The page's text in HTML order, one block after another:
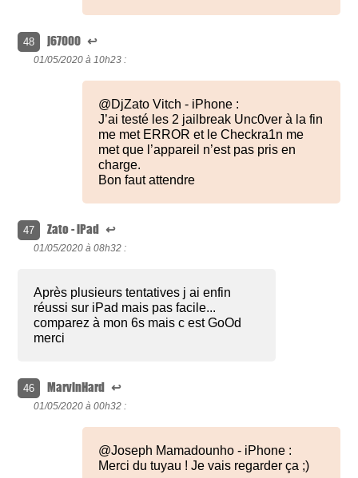
48 j67000 ↩
01/05/2020 à 10h23 :
@DjZato Vitch - iPhone :
J’ai testé les 2 jailbreak Unc0ver à la fin
me met ERROR et le Checkra1n me
met que l’appareil n’est pas pris en
charge.
Bon faut attendre
47 Zato - iPad ↩
01/05/2020 à 08h32 :
Après plusieurs tentatives j ai enfin
réussi sur iPad mais pas facile...
comparez à mon 6s mais c est GoOd
merci
46 MarvinHard ↩
01/05/2020 à 00h32 :
@Joseph Mamadounho - iPhone :
Merci du tuyau ! Je vais regarder ça ;)